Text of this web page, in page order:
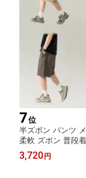
7位
半ズボン パンツ
柔軟 ズボン 普段
パンツ ビーチ 旅
3,720円